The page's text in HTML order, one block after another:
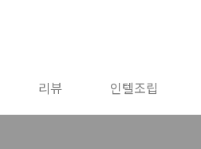
리뷰 인텔조립